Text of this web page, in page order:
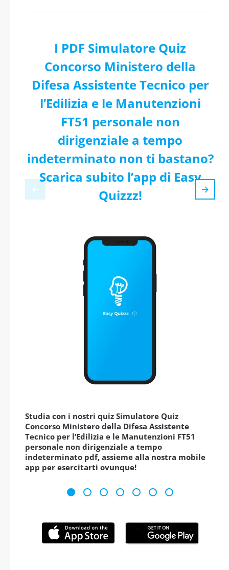
I PDF Simulatore Quiz
Concorso Ministero della
Difesa Assistente Tecnico per
l’Edilizia e le Manutenzioni
FT51 personale non
dirigenziale a tempo
indeterminato non ti bastano?
Scarica subito l’app di Easy
Quizzz!
Studia con i nostri quiz Simulatore Quiz
Concorso Ministero della Difesa Assistente
Tecnico per l’Edilizia e le Manutenzioni FT51
personale non dirigenziale a tempo
indeterminato pdf, assieme alla nostra mobile
app per esercitarti ovunque!